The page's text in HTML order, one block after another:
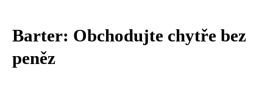
Barter: Obchodujte chytře bez
peněz